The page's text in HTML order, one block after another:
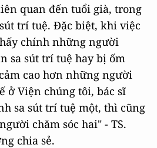
quan đến tuổi già, trong
trí tuệ. Đặc biệt, khi việc
chính những người
sa sút trí tuệ hay bị ốm
cao hơn những người
ở Viện chúng tôi, bác sĩ
sa sút trí tuệ một, thì cũng
chăm sóc hai" - TS.
chia sẻ.